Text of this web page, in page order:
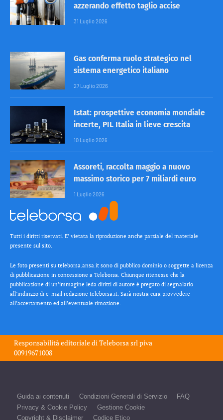
azzerando effetto taglio accise
31 Luglio 2026
Gas conferma ruolo strategico nel
sistema energetico italiano
27 Luglio 2026
Istat: prospettive economia mondiale
incerte, PIL Italia in lieve crescita
10 Luglio 2026
Assoreti, raccolta maggio a nuovo
massimo storico per 7 miliardi euro
1 Luglio 2026
Tutti i diritti riservati. E’ vietata la riproduzione anche parziale del materiale
presente sul sito.
Le foto presenti su teleborsa.ansa.it sono di pubblico dominio o soggette a licenza
di pubblicazione in concessione a Teleborsa. Chiunque ritenesse che la
pubblicazione di un’immagine leda diritti di autore è pregato di segnalarlo
all’indirizzo di e-mail redazione teleborsa.it. Sarà nostra cura provvedere
all’accertamento ed all’eventuale rimozione.
Responsabilità editoriale diTeleborsa srlpiva
00919671008
Guida ai contenuti Condizioni Generali di Servizio
FAQ
Privacy & Cookie Policy
Gestione Cookie
Copyright & Disclaimer
Codice Etico